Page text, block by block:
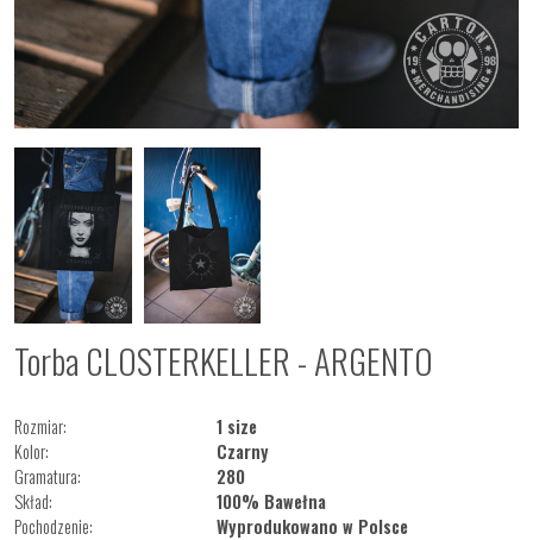
Torba CLOSTERKELLER - ARGENTO
Rozmiar:
1 size
Kolor:
Czarny
Gramatura:
280
Skład:
100% Bawełna
Pochodzenie:
Wyprodukowano w Polsce